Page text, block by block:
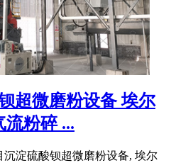
超微磨粉设备 埃尔
流粉碎 ...
沉淀硫酸钡超微磨粉设备, 埃尔